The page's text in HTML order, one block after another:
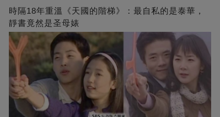
時隔18年重溫《天國的階梯》：最自私的是泰華，
靜書竟然是圣母婊